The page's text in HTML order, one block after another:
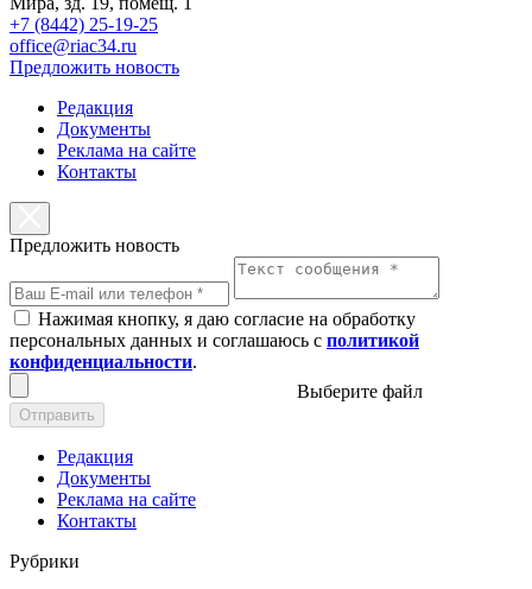
+7 (8442) 25-19-25
office@riac34.ru
Предложить новость
Редакция
Документы
Реклама на сайте
Контакты
Предложить новость
Нажимая кнопку, я даю согласие на обработку
персональных данных и соглашаюсь с политикой
конфиденциальности.
Выберите файл
Отправить
Редакция
Документы
Реклама на сайте
Контакты
Рубрики